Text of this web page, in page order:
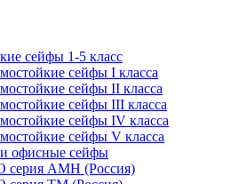
сейфы 1-5 класс
сейфы I класса
сейфы II класса
сейфы III класса
сейфы IV класса
сейфы V класса
офисные сейфы
серия AMH (Россия)